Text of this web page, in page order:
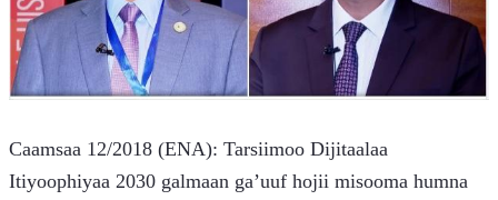
Caamsaa 12/2018 (ENA): Tarsiimoo Dijitaalaa
Itiyoophiyaa 2030 galmaan ga’uuf hojii misooma humna